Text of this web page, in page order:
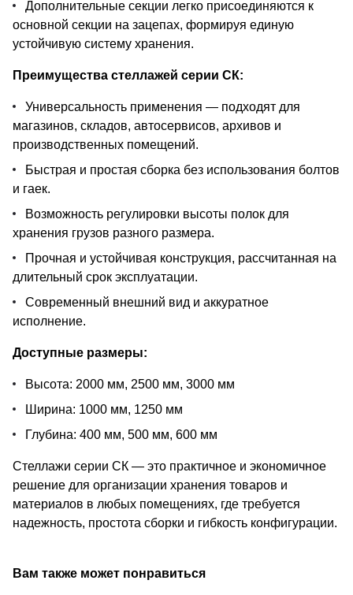
Дополнительные секции легко присоединяются к
основной секции на зацепах, формируя единую
устойчивую систему хранения.
Преимущества стеллажей серии СК:
Универсальность применения — подходят для
магазинов, складов, автосервисов, архивов и
производственных помещений.
Быстрая и простая сборка без использования болтов
и гаек.
Возможность регулировки высоты полок для
хранения грузов разного размера.
Прочная и устойчивая конструкция, рассчитанная на
длительный срок эксплуатации.
Современный внешний вид и аккуратное
исполнение.
Доступные размеры:
Высота: 2000 мм, 2500 мм, 3000 мм
Ширина: 1000 мм, 1250 мм
Глубина: 400 мм, 500 мм, 600 мм
Стеллажи серии СК — это практичное и экономичное
решение для организации хранения товаров и
материалов в любых помещениях, где требуется
надежность, простота сборки и гибкость конфигурации.
Вам также может понравиться